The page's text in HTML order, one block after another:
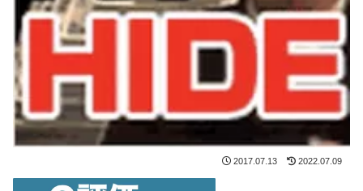
2017.07.13 2022.07.09